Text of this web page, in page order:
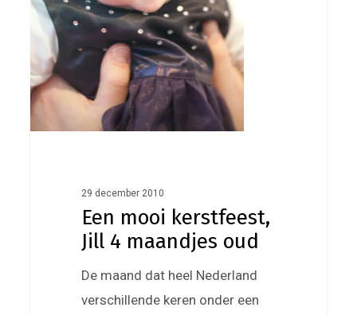
29 december 2010
Een mooi kerstfeest,
Jill 4 maandjes oud
De maand dat heel Nederland
verschillende keren onder een